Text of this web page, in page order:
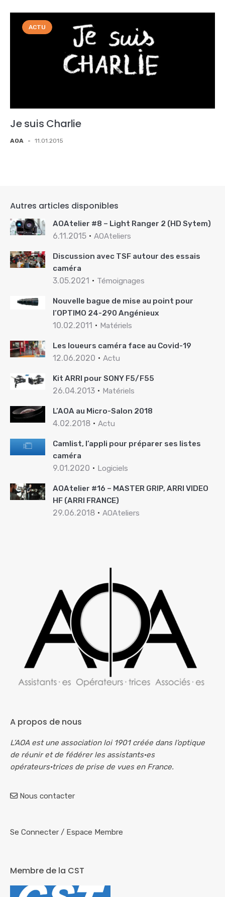
ACTU
Je suis Charlie
AOA - 11.01.2015
Autres articles disponibles
AOAtelier #8 – Light Ranger 2 (HD Sytem)
6.11.2015 AOAteliers
Discussion avec TSF autour des essais
caméra
3.05.2021 Témoignages
Nouvelle bague de mise au point pour
l’OPTIMO 24-290 Angénieux
10.02.2011 Matériels
Les loueurs caméra face au Covid-19
12.06.2020 Actu
Kit ARRI pour SONY F5/F55
26.04.2013 Matériels
L’AOA au Micro-Salon 2018
4.02.2018 Actu
Camlist, l’appli pour préparer ses listes
caméra
9.01.2020 Logiciels
AOAtelier #16 – MASTER GRIP, ARRI VIDEO
HF (ARRI FRANCE)
29.06.2018 AOAteliers
A propos de nous
L’AOA est une association loi 1901 créée dans l’optique
de réunir et de fédérer les assistants·es
opérateurs·trices de prise de vues en France.
Nous contacter
Se Connecter / Espace Membre
Membre de la CST